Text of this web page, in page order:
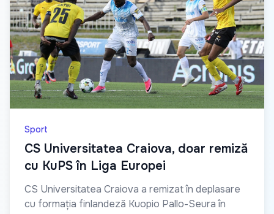
Sport
CS Universitatea Craiova, doar remiză
cu KuPS în Liga Europei
CS Universitatea Craiova a remizat în deplasare
cu formația finlandeză Kuopio Pallo-Seura în